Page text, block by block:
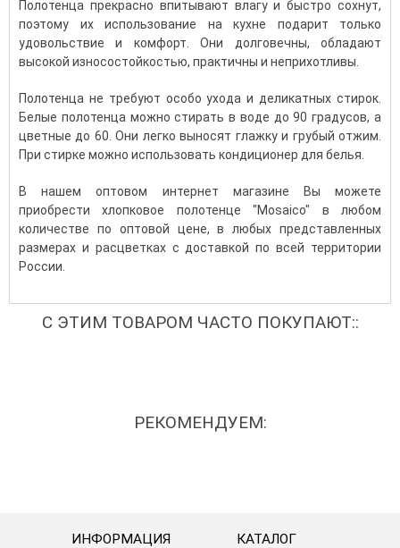
Полотенца прекрасно впитывают влагу и быстро сохнут,
поэтому их использование на кухне подарит только
удовольствие и комфорт. Они долговечны, обладают
высокой износостойкостью, практичны и неприхотливы.
Полотенца не требуют особо ухода и деликатных стирок.
Белые полотенца можно стирать в воде до 90 градусов, а
цветные до 60. Они легко выносят глажку и грубый отжим.
При стирке можно использовать кондиционер для белья.
В нашем оптовом интернет магазине Вы можете
приобрести хлопковое полотенце "Mosaico" в любом
количестве по оптовой цене, в любых представленных
размерах и расцветках с доставкой по всей территории
России.
С ЭТИМ ТОВАРОМ ЧАСТО ПОКУПАЮТ::
РЕКОМЕНДУЕМ:
ИНФОРМАЦИЯ КАТАЛОГ